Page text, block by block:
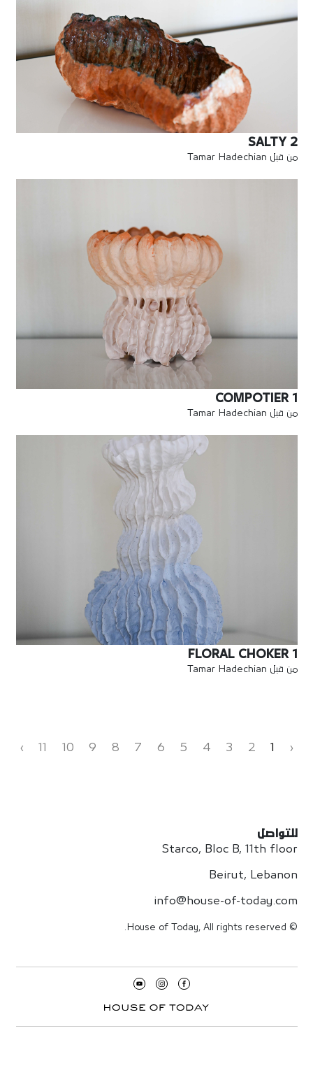
SALTY 2
من قبل Tamar Hadechian
COMPOTIER 1
من قبل Tamar Hadechian
FLORAL CHOKER 1
من قبل Tamar Hadechian
‹
2
3
4
5
6
7
8
9
10
›
للتواصل
Starco, Bloc B, 11th floor
Beirut, Lebanon
info@house-of-today.com
© House of Today, All rights reserved.